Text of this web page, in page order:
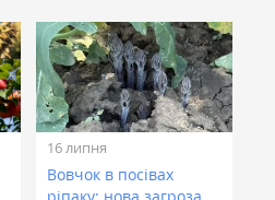
16 липня
Вовчок в посівах